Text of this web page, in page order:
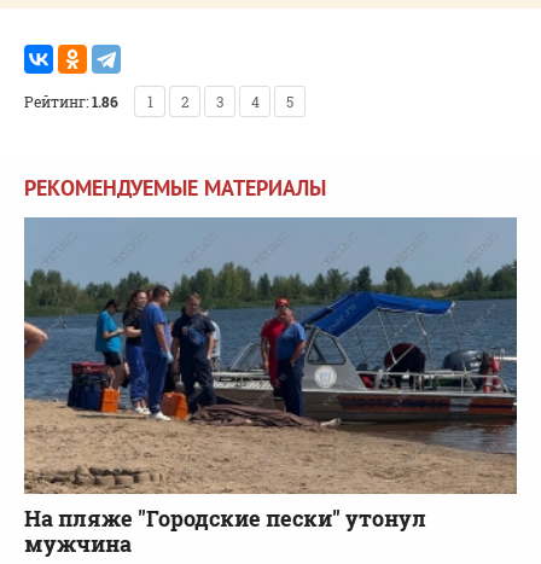
Рейтинг:1.86 1 2 3 4 5
РЕКОМЕНДУЕМЫЕ МАТЕРИАЛЫ
На пляже "Городские пески" утонул
мужчина